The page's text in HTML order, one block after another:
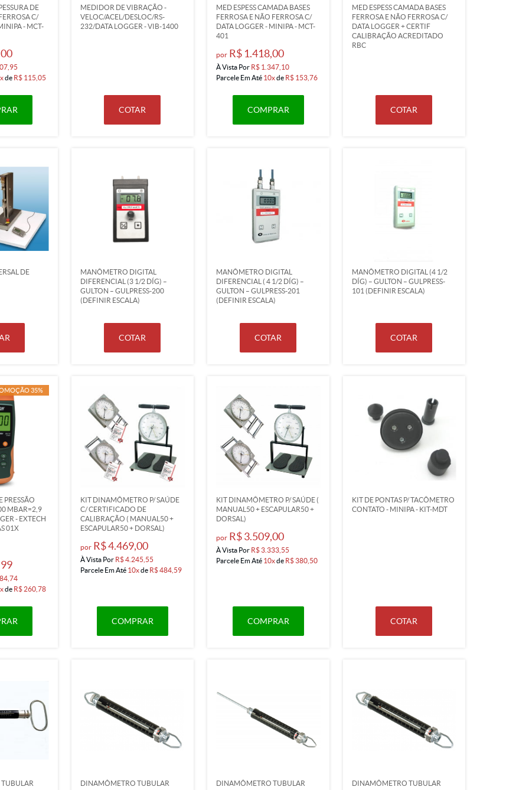
DE
C/
- MCT-
de R$ 115,05
MEDIDOR DE VIBRAÇÃO -
VELOC/ACEL/DESLOC/RS-
232/DATA LOGGER - VIB-1400
COTAR
MED ESPESS CAMADA BASES
FERROSA E NÃO FERROSA C/
DATA LOGGER - MINIPA - MCT-
401
por R$ 1.418,00
À Vista Por R$ 1.347,10
Parcele Em Até 10xde R$ 153,76
COMPRAR
MED ESPESS CAMADA BASES
FERROSA E NÃO FERROSA C/
DATA LOGGER + CERTIF
CALIBRAÇÃO ACREDITADO
RBC
COTAR
DE
MANÔMETRO DIGITAL
DIFERENCIAL (3 1/2 DÍG) –
GULTON – GULPRESS-200
(DEFINIR ESCALA)
COTAR
MANÔMETRO DIGITAL
DIFERENCIAL ( 4 1/2 DÍG) –
GULTON – GULPRESS-201
(DEFINIR ESCALA)
COTAR
MANÔMETRO DIGITAL (4 1/2
DÍG) – GULTON – GULPRESS-
101 (DEFINIR ESCALA)
COTAR
35%
MBAR=2,9
- EXTECH
01X
de R$ 260,78
KIT DINAMÔMETRO P/ SAÚDE
C/ CERTIFICADO DE
CALIBRAÇÃO ( MANUAL50 +
ESCAPULAR50 + DORSAL)
por R$ 4.469,00
À Vista Por R$ 4.245,55
Parcele Em Até 10xde R$ 484,59
COMPRAR
KIT DINAMÔMETRO P/ SAÚDE (
MANUAL50 + ESCAPULAR50 +
DORSAL)
por R$ 3.509,00
À Vista Por R$ 3.333,55
Parcele Em Até 10xde R$ 380,50
COMPRAR
KIT DE PONTAS P/ TACÔMETRO
CONTATO - MINIPA - KIT-MDT
COTAR
DINAMÔMETRO TUBULAR
DINAMÔMETRO TUBULAR
DINAMÔMETRO TUBULAR